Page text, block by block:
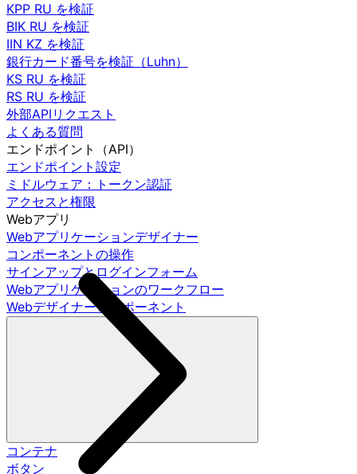
KPP RU を検証
BIK RU を検証
IIN KZ を検証
銀行カード番号を検証（Luhn）
KS RU を検証
RS RU を検証
外部APIリクエスト
よくある質問
エンドポイント（API）
エンドポイント設定
ミドルウェア：トークン認証
アクセスと権限
Webアプリ
Webアプリケーションデザイナー
コンポーネントの操作
サインアップとログインフォーム
Webアプリケーションのワークフロー
Webデザイナーコンポーネント
コンテナ
ボタン